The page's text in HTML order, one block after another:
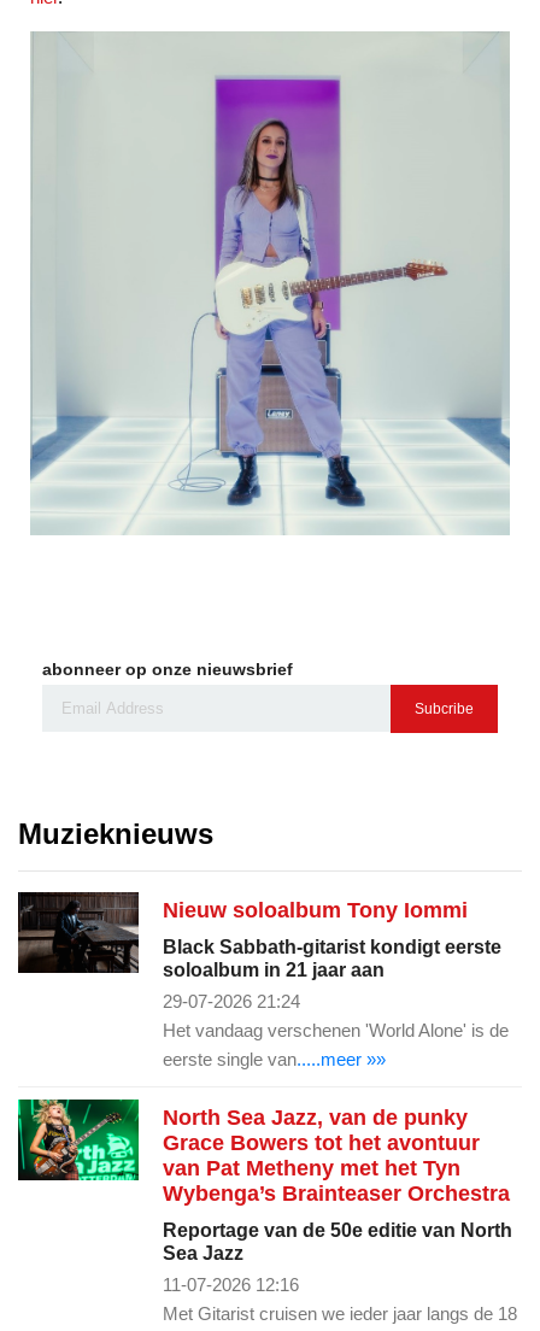
abonneer op onze nieuwsbrief
Subcribe
Muzieknieuws
Nieuw soloalbum Tony Iommi
Black Sabbath-gitarist kondigt eerste
soloalbum in 21 jaar aan
29-07-2026 21:24
Het vandaag verschenen 'World Alone' is de
eerste single van.....meer »»
North Sea Jazz, van de punky
Grace Bowers tot het avontuur
van Pat Metheny met het Tyn
Wybenga’s Brainteaser Orchestra
Reportage van de 50e editie van North
Sea Jazz
11-07-2026 12:16
Met Gitarist cruisen we ieder jaar langs de 18